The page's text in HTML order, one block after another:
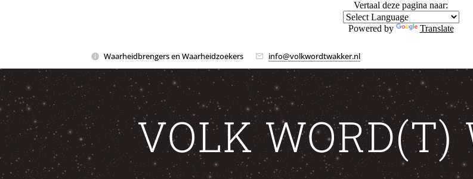
Vertaal deze pagina naar:
Powered by Translate
Waarheidbrengers en Waarheidzoekers info@volkwordtwakker.nl
VOLK WORD(T)